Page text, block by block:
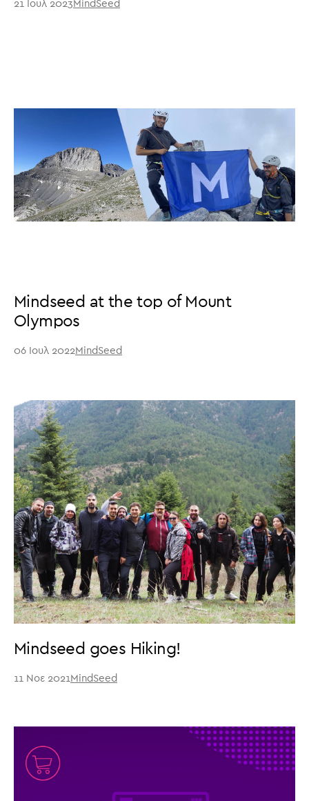
21 Ιουλ 2023 MindSeed
Mindseed at the top of Mount
Olympos
06 Ιουλ 2022MindSeed
Mindseed goes Hiking!
11 Νοε 2021 MindSeed